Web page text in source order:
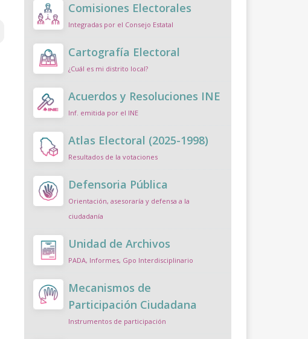
Comisiones Electorales
Integradas por el Consejo Estatal
Cartografía Electoral
¿Cuál es mi distrito local?
Acuerdos y Resoluciones INE
Inf. emitida por el INE
Atlas Electoral (2025-1998)
Resultados de la votaciones
Defensoria Pública
Orientación, asesoraría y defensa a la
ciudadanía
Unidad de Archivos
PADA, Informes, Gpo Interdisciplinario
Mecanismos de
Participación Ciudadana
Instrumentos de participación